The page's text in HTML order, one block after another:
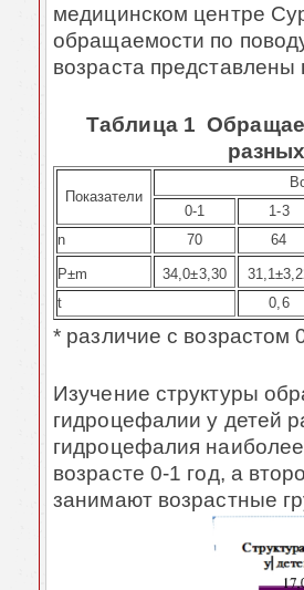
медицинском центре
обращаемости по
возраста представлены
Таблица 1
Показатели
0-1
1-3
n
70 64
P±m 34,0±3,30 31,1±
t
0,6
* различие с возрастом
Изучение структуры
гидроцефалии у детей
гидроцефалия
возрасте 0-1 год, а
занимают возрастные